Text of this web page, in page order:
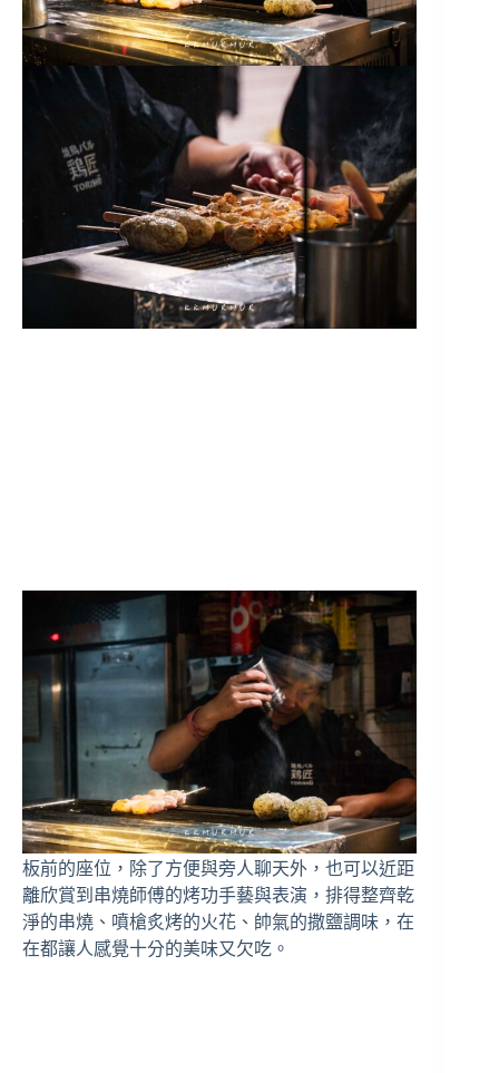
板前的座位，除了方便與旁人聊天外，也可以近距
離欣賞到串燒師傅的烤功手藝與表演，排得整齊乾
淨的串燒、噴槍炙烤的火花、帥氣的撒鹽調味，在
在都讓人感覺十分的美味又欠吃。